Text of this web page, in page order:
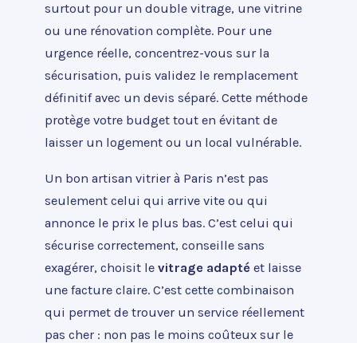
surtout pour un double vitrage, une vitrine
ou une rénovation complète. Pour une
urgence réelle, concentrez-vous sur la
sécurisation, puis validez le remplacement
définitif avec un devis séparé. Cette méthode
protège votre budget tout en évitant de
laisser un logement ou un local vulnérable.
Un bon artisan vitrier à Paris n’est pas
seulement celui qui arrive vite ou qui
annonce le prix le plus bas. C’est celui qui
sécurise correctement, conseille sans
exagérer, choisit le vitrage adapté et laisse
une facture claire. C’est cette combinaison
qui permet de trouver un service réellement
pas cher : non pas le moins coûteux sur le